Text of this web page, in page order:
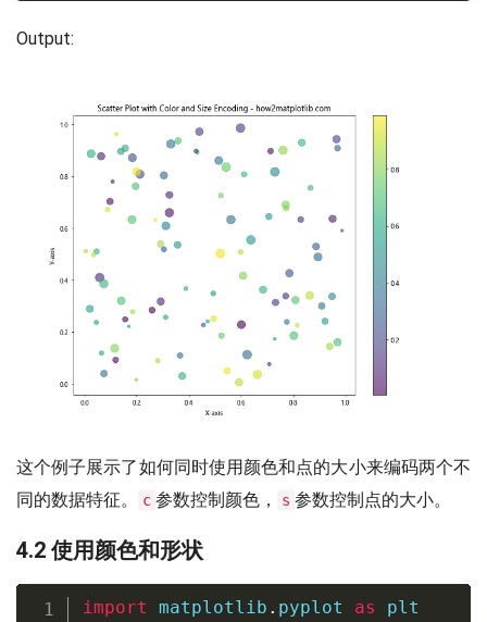
Output:
这个例子展示了如何同时使用颜色和点的大小来编码两个不
同的数据特征。
c 参数控制颜色， s 参数控制点的大小。
4.2 使用颜色和形状
import matplotlib . pyplot as